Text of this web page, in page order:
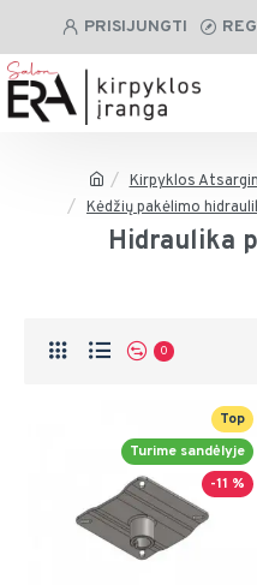
PRISIJUNGTI
Kirpyklos
Kėdžių pakėlimo
Hidraulika
0
Top
Turime sandėlyje
-11 %